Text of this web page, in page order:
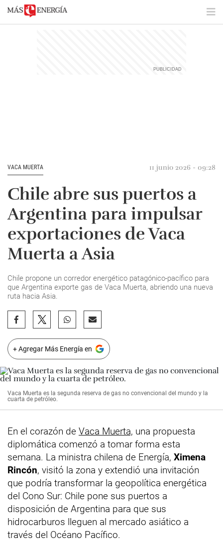
VACA MUERTA 11 junio 2026 - 09:28
Chile abre sus puertos a
Argentina para impulsar
exportaciones de Vaca
Muerta a Asia
Chile propone un corredor energético patagónico-pacífico para
que Argentina exporte gas de Vaca Muerta, abriendo una nueva
ruta hacia Asia.
+ Agregar Más Energía en
Vaca Muerta es la segunda reserva de gas no convencional del mundo y la
cuarta de petróleo.
En el corazón de Vaca Muerta, una propuesta
diplomática comenzó a tomar forma esta
semana. La ministra chilena de Energía, Ximena
Rincón, visitó la zona y extendió una invitación
que podría transformar la geopolítica energética
del Cono Sur: Chile pone sus puertos a
disposición de Argentina para que sus
hidrocarburos lleguen al mercado asiático a
través del Océano Pacífico.